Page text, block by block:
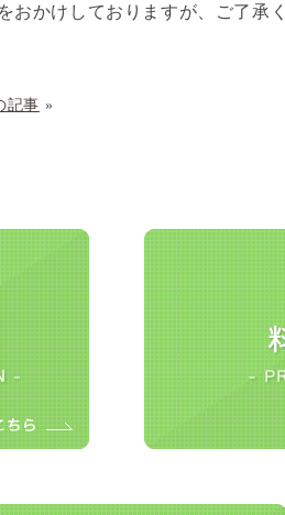
おかけしておりますが、ご了承
記事 »